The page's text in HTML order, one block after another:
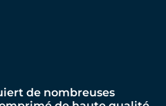
de nombreuses